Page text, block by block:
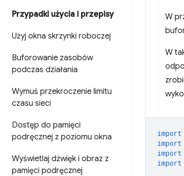
Przypadki użycia i przepisy
Użyj okna skrzynki roboczej
Buforowanie zasobów
podczas działania
Wymuś przekroczenie limitu
czasu sieci
Dostęp do pamięci
podręcznej z poziomu okna
Wyświetlaj dźwięk i obraz z
pamięci podręcznej
W
W
import
import
import
import